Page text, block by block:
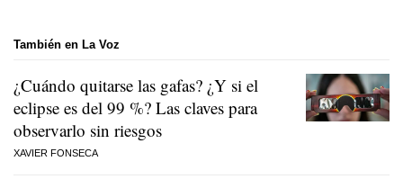
También en La Voz
¿Cuándo quitarse las gafas? ¿Y si el
eclipse es del 99 %? Las claves para
observarlo sin riesgos
XAVIER FONSECA